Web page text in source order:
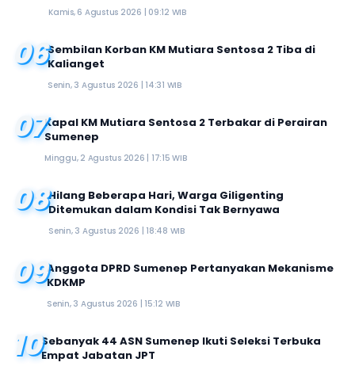
Kamis, 6 Agustus 2026 | 09:12 WIB
06Sembilan Korban KM Mutiara Sentosa 2 Tiba di
Kalianget
Senin, 3 Agustus 2026 | 14:31 WIB
07Kapal KM Mutiara Sentosa 2 Terbakar di Perairan
Sumenep
Minggu, 2 Agustus 2026 | 17:15 WIB
08Hilang Beberapa Hari, Warga Giligenting
Ditemukan dalam Kondisi Tak Bernyawa
Senin, 3 Agustus 2026 | 18:48 WIB
09Anggota DPRD Sumenep Pertanyakan Mekanisme
KDKMP
Senin, 3 Agustus 2026 | 15:12 WIB
10Sebanyak 44 ASN Sumenep Ikuti Seleksi Terbuka
Empat Jabatan JPT